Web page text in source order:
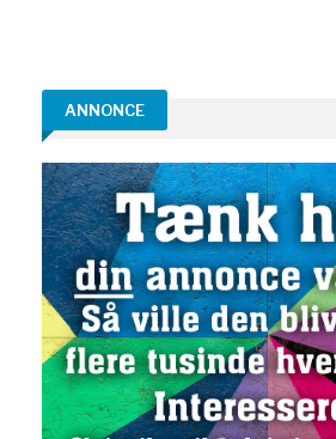
ANNONCE